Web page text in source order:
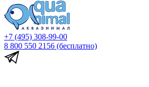
+7 (495) 308-99-00
8 800 550 2156 (бесплатно)